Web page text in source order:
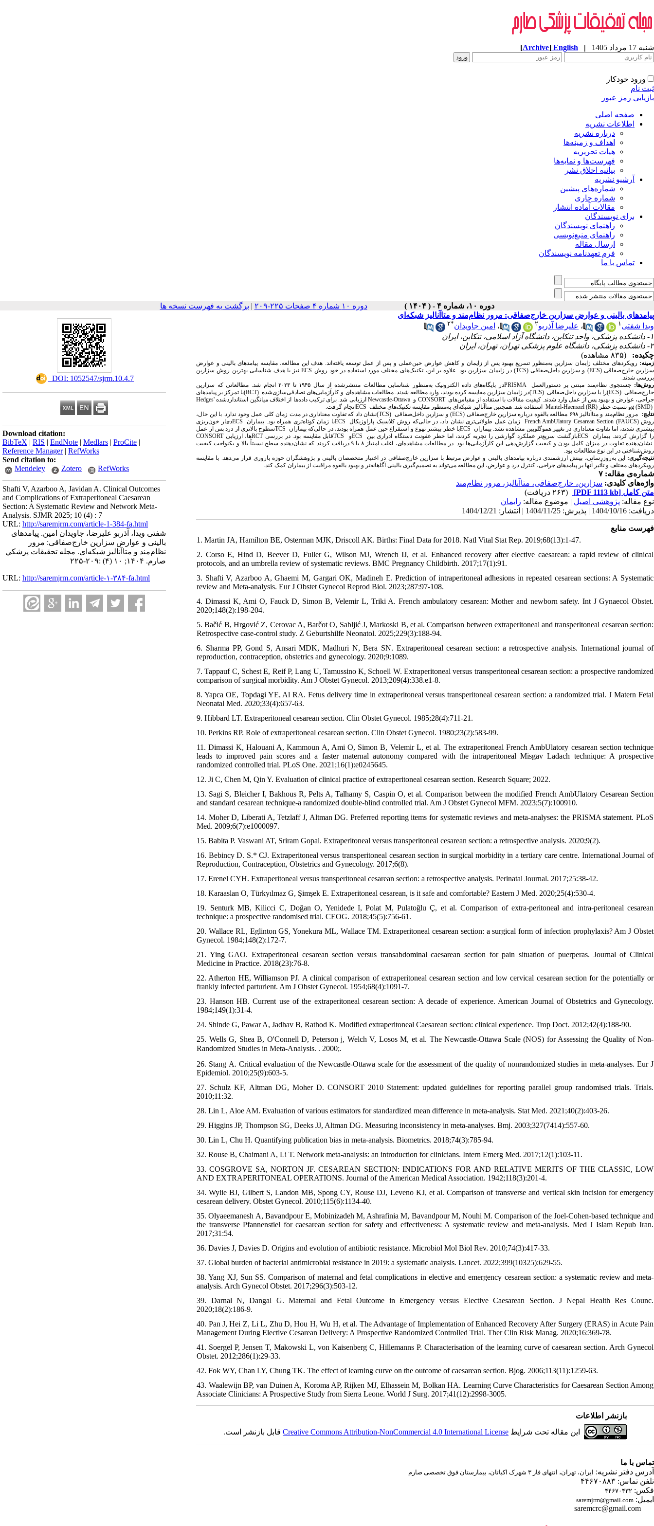
شنبه 17 مرداد 1405 |
English
[Archive]
ورود خودکار
ثبت نام
بازیابی رمز عبور
صفحه اصلی
اطلاعات نشریه
درباره نشریه
اهداف و زمینه‌ها
هیات تحریریه
فهرست‌ها و نمایه‌ها
بیانیه اخلاق نشر
آرشیو نشریه
شماره‌های پیشین
شماره جاری
مقالات آماده انتشار
برای نویسندگان
راهنمای نویسندگان
راهنمای منبع‌نویسی
ارسال مقاله
فرم تعهدنامه نویسندگان
تماس با ما
دوره ۱۰، شماره ۴ - ( ۱۴۰۴ ) دوره ۱۰ شماره ۴ صفحات ۲۲۵-۲۰۹ | برگشت به فهرست نسخه ها
‎ DOI: 1052547/sjrm.10.4.7
Download citation:
BibTeX | RIS | EndNote | Medlars | ProCite |
Reference Manager| RefWorks
Send citation to:
Mendeley
Zotero RefWorks
Shafti V, Azarboo A, Javidan A. Clinical Outcomes
and Complications of Extraperitoneal Caesarean
Section: A Systematic Review and Network Meta-
Analysis. SJMR 2025; 10 (4) : 7
URL: http://saremjrm.com/article-1-384-fa.html
شفتی ویدا، آذربو علیرضا، جاویدان امین. پیامدهای
بالینی و عوارض سزارین خارج‌صفاقی: مرور
نظام‌مند و متاآنالیز شبکه‌ای. مجله تحقيقات پزشكي
صارم. ۱۴۰۴; ۱۰ (۴) :۲۰۹-۲۲۵
URL: http://saremjrm.com/article-۱-۳۸۴-fa.html
پیامدهای بالینی و عوارض سزارین خارج‌صفاقی: مرور نظام‌مند و متاآنالیز شبکه‌ای
ویدا شفتی ۱ ، علیرضا آذربو۲ ، امین جاویدان*۲
۱- دانشکده پزشکی، واحد تنکابن، دانشگاه آزاد اسلامی، تنکابن، ایران
۲- دانشکده پزشکی، دانشگاه علوم پزشکی تهران، تهران، ایران
چکیده:
(۸۳۵ مشاهده)
زمینه: رویکردهای مختلف زایمان سزارین به‌منظور تسریع بهبود پس از زایمان و کاهش عوارض حین‌عملی و پس از عمل توسعه یافته‌اند. هدف این مطالعه، مقایسه پیامدهای بالینی و عوارض
سزارین خارج‌صفاقی (ECS) و سزارین داخل‌صفاقی (TCS) در زایمان سزارین بود. علاوه بر این، تکنیک‌های مختلف مورد استفاده در خود روش ECS نیز با هدف شناسایی بهترین روش سزارین
بررسی شدند.
روش‌ها: جستجوی نظام‌مند مبتنی بر دستورالعمل PRISMA
در پایگاه‌های داده الکترونیک به‌منظور شناسایی مطالعات منتشرشده از سال ۱۹۴۵ تا ۲۰۲۳ انجام شد. مطالعاتی که سزارین
خارج‌صفاقی (ECS)را با سزارین داخل‌صفاقی (TCS)در زایمان سزارین مقایسه کرده بودند، وارد مطالعه شدند. مطالعات مشاهده‌ای و کارآزمایی‌های تصادفی‌سازی‌شده (RCT)با تمرکز بر پیامدهای
جراحی، عوارض و بهبود پس از عمل وارد شدند. کیفیت مقالات با استفاده از مقیاس‌های CONSORT وNewcastle-Ottawa ارزیابی شد. برای ترکیب داده‌ها از اختلاف میانگین استانداردشده Hedges'
g (SMD)و نسبت خطر Mantel-Haenszel (RR) استفاده شد. همچنین متاآنالیز شبکه‌ای به‌منظور مقایسه تکنیک‌های مختلف ECSانجام گرفت
نتایج: مرور نظام‌مند و متاآنالیز ۶۹۸ مطالعه بالقوه درباره سزارین خارج‌صفاقی (ECS) و سزارین داخل‌صفاقی (TCS)نشان داد که تفاوت معناداری در مدت زمان کلی عمل وجود ندارد. با این حال،
روش French AmbUlatory Cesarean Section (FAUCS) زمان عمل طولانی‌تری نشان داد، در حالی‌که روش کلاسیک پاراوزیکال ECSبا زمان کوتاه‌تری همراه بود. بیماران ECSدچار خون‌ریزی
بیشتری شدند، اما تفاوت معناداری در تغییر هموگلوبین مشاهده نشد. بیماران ECSبا خطر بیشتر تهوع و استفراغ حین عمل همراه بودند، در حالی‌که بیماران TCSسطوح بالاتری از درد پس از عمل
را گزارش کردند. بیماران
ECSبازگشت سریع‌تر عملکرد گوارشی را تجربه کردند، اما خطر عفونت دستگاه ادراری بین ECSو TCSقابل مقایسه بود. در بررسی RCTها، ارزیابی CONSORT
نشان‌دهنده تفاوت در میزان کامل بودن و کیفیت گزارش‌دهی این کارآزمایی‌ها بود. در مطالعات مشاهده‌ای، اغلب امتیاز ۸ یا ۹ دریافت کردند که نشان‌دهنده سطح نسبتاً بالا و یکنواخت کیفیت
روش‌شناختی در این نوع مطالعات بود
نتیجه‌گیری: این به‌روزرسانی، بینش ارزشمندی درباره پیامدهای بالینی و عوارض مرتبط با سزارین خارج‌صفاقی در اختیار متخصصان بالینی و پژوهشگران حوزه باروری قرار می‌دهد. با مقایسه
رویکردهای مختلف و تأثیر آنها بر پیامدهای جراحی، کنترل درد و عوارض، این مطالعه می‌تواند به تصمیم‌گیری بالینی آگاهانه‌تر و بهبود بالقوه مراقبت از بیماران کمک کند
شماره‌ی مقاله: ۷
واژه‌های کلیدی: سزارین، خارج‌صفاقی، متاآنالیز، مرور نظام‌مند
متن کامل [PDF 1113 kb]
(۲۶۳ دریافت)
نوع مقاله: پژوهشی اصيل | موضوع مقاله: زايمان
دریافت: 1404/10/16 | پذیرش: 1404/11/25 | انتشار: 1404/12/21
فهرست منابع
1. Martin JA, Hamilton BE, Osterman MJK, Driscoll AK. Births: Final Data for 2018. Natl Vital Stat Rep. 2019;68(13):1-47.
2. Corso E, Hind D, Beever D, Fuller G, Wilson MJ, Wrench IJ, et al. Enhanced recovery after elective caesarean: a rapid review of clinical
protocols, and an umbrella review of systematic reviews. BMC Pregnancy Childbirth. 2017;17(1):91.
3. Shafti V, Azarboo A, Ghaemi M, Gargari OK, Madineh E. Prediction of intraperitoneal adhesions in repeated cesarean sections: A Systematic
review and Meta-analysis. Eur J Obstet Gynecol Reprod Biol. 2023;287:97-108.
4. Dimassi K, Ami O, Fauck D, Simon B, Velemir L, Triki A. French ambulatory cesarean: Mother and newborn safety. Int J Gynaecol Obstet.
2020;148(2):198-204.
5. Bačić B, Hrgović Z, Cerovac A, Barčot O, Sabljić J, Markoski B, et al. Comparison between extraperitoneal and transperitoneal cesarean section:
Retrospective case-control study. Z Geburtshilfe Neonatol. 2025;229(3):188-94.
6. Sharma PP, Gond S, Ansari MDK, Madhuri N, Bera SN. Extraperitoneal cesarean section: a retrospective analysis. International journal of
reproduction, contraception, obstetrics and gynecology. 2020;9:1089.
7. Tappauf C, Schest E, Reif P, Lang U, Tamussino K, Schoell W. Extraperitoneal versus transperitoneal cesarean section: a prospective randomized
comparison of surgical morbidity. Am J Obstet Gynecol. 2013;209(4):338.e1-8.
8. Yapca OE, Topdagi YE, Al RA. Fetus delivery time in extraperitoneal versus transperitoneal cesarean section: a randomized trial. J Matern Fetal
Neonatal Med. 2020;33(4):657-63.
9. Hibbard LT. Extraperitoneal cesarean section. Clin Obstet Gynecol. 1985;28(4):711-21.
10. Perkins RP. Role of extraperitoneal cesarean section. Clin Obstet Gynecol. 1980;23(2):583-99.
11. Dimassi K, Halouani A, Kammoun A, Ami O, Simon B, Velemir L, et al. The extraperitoneal French AmbUlatory cesarean section technique
leads to improved pain scores and a faster maternal autonomy compared with the intraperitoneal Misgav Ladach technique: A prospective
randomized controlled trial. PLoS One. 2021;16(1):e0245645.
12. Ji C, Chen M, Qin Y. Evaluation of clinical practice of extraperitoneal cesarean section. Research Square; 2022.
13. Sagi S, Bleicher I, Bakhous R, Pelts A, Talhamy S, Caspin O, et al. Comparison between the modified French AmbUlatory Cesarean Section
and standard cesarean technique-a randomized double-blind controlled trial. Am J Obstet Gynecol MFM. 2023;5(7):100910.
14. Moher D, Liberati A, Tetzlaff J, Altman DG. Preferred reporting items for systematic reviews and meta-analyses: the PRISMA statement. PLoS
Med. 2009;6(7):e1000097.
15. Babita P. Vaswani AT, Sriram Gopal. Extraperitoneal versus transperitoneal cesarean section: a retrospective analysis. 2020;9(2).
16. Bebincy D. S.* CJ. Extraperitoneal versus transperitoneal cesarean section in surgical morbidity in a tertiary care centre. International Journal of
Reproduction, Contraception, Obstetrics and Gynecology. 2017;6(8).
17. Erenel CYH. Extraperitoneal versus transperitoneal cesarean section: a retrospective analysis. Perinatal Journal. 2017;25:38-42.
18. Karaaslan O, Türkyılmaz G, Şimşek E. Extraperitoneal cesarean, is it safe and comfortable? Eastern J Med. 2020;25(4):530-4.
19. Senturk MB, Kilicci C, Doğan O, Yenidede I, Polat M, Pulatoğlu Ç, et al. Comparison of extra-peritoneal and intra-peritoneal cesarean
technique: a prospective randomised trial. CEOG. 2018;45(5):756-61.
20. Wallace RL, Eglinton GS, Yonekura ML, Wallace TM. Extraperitoneal cesarean section: a surgical form of infection prophylaxis? Am J Obstet
Gynecol. 1984;148(2):172-7.
21. Ying GAO. Extraperitoneal cesarean section versus transabdominal caesarean section for pain situation of puerperas. Journal of Clinical
Medicine in Practice. 2018(23):76-8.
22. Atherton HE, Williamson PJ. A clinical comparison of extraperitoneal cesarean section and low cervical cesarean section for the potentially or
frankly infected parturient. Am J Obstet Gynecol. 1954;68(4):1091-7.
23. Hanson HB. Current use of the extraperitoneal cesarean section: A decade of experience. American Journal of Obstetrics and Gynecology.
1984;149(1):31-4.
24. Shinde G, Pawar A, Jadhav B, Rathod K. Modified extraperitoneal Caesarean section: clinical experience. Trop Doct. 2012;42(4):188-90.
25. Wells G, Shea B, O'Connell D, Peterson j, Welch V, Losos M, et al. The Newcastle-Ottawa Scale (NOS) for Assessing the Quality of Non-
Randomized Studies in Meta-Analysis. ᅟ. 2000;ᅟ.
26. Stang A. Critical evaluation of the Newcastle-Ottawa scale for the assessment of the quality of nonrandomized studies in meta-analyses. Eur J
Epidemiol. 2010;25(9):603-5.
27. Schulz KF, Altman DG, Moher D. CONSORT 2010 Statement: updated guidelines for reporting parallel group randomised trials. Trials.
2010;11:32.
28. Lin L, Aloe AM. Evaluation of various estimators for standardized mean difference in meta-analysis. Stat Med. 2021;40(2):403-26.
29. Higgins JP, Thompson SG, Deeks JJ, Altman DG. Measuring inconsistency in meta-analyses. Bmj. 2003;327(7414):557-60.
30. Lin L, Chu H. Quantifying publication bias in meta-analysis. Biometrics. 2018;74(3):785-94.
32. Rouse B, Chaimani A, Li T. Network meta-analysis: an introduction for clinicians. Intern Emerg Med. 2017;12(1):103-11.
33. COSGROVE SA, NORTON JF. CESAREAN SECTION: INDICATIONS FOR AND RELATIVE MERITS OF THE CLASSIC, LOW
AND EXTRAPERITONEAL OPERATIONS. Journal of the American Medical Association. 1942;118(3):201-4.
34. Wylie BJ, Gilbert S, Landon MB, Spong CY, Rouse DJ, Leveno KJ, et al. Comparison of transverse and vertical skin incision for emergency
cesarean delivery. Obstet Gynecol. 2010;115(6):1134-40.
35. Olyaeemanesh A, Bavandpour E, Mobinizadeh M, Ashrafinia M, Bavandpour M, Nouhi M. Comparison of the Joel-Cohen-based technique and
the transverse Pfannenstiel for caesarean section for safety and effectiveness: A systematic review and meta-analysis. Med J Islam Repub Iran.
2017;31:54.
36. Davies J, Davies D. Origins and evolution of antibiotic resistance. Microbiol Mol Biol Rev. 2010;74(3):417-33.
37. Global burden of bacterial antimicrobial resistance in 2019: a systematic analysis. Lancet. 2022;399(10325):629-55.
38. Yang XJ, Sun SS. Comparison of maternal and fetal complications in elective and emergency cesarean section: a systematic review and meta-
analysis. Arch Gynecol Obstet. 2017;296(3):503-12.
39. Darnal N, Dangal G. Maternal and Fetal Outcome in Emergency versus Elective Caesarean Section. J Nepal Health Res Counc.
2020;18(2):186-9.
40. Pan J, Hei Z, Li L, Zhu D, Hou H, Wu H, et al. The Advantage of Implementation of Enhanced Recovery After Surgery (ERAS) in Acute Pain
Management During Elective Cesarean Delivery: A Prospective Randomized Controlled Trial. Ther Clin Risk Manag. 2020;16:369-78.
41. Soergel P, Jensen T, Makowski L, von Kaisenberg C, Hillemanns P. Characterisation of the learning curve of caesarean section. Arch Gynecol
Obstet. 2012;286(1):29-33.
42. Fok WY, Chan LY, Chung TK. The effect of learning curve on the outcome of caesarean section. Bjog. 2006;113(11):1259-63.
43. Waalewijn BP, van Duinen A, Koroma AP, Rijken MJ, Elhassein M, Bolkan HA. Learning Curve Characteristics for Caesarean Section Among
Associate Clinicians: A Prospective Study from Sierra Leone. World J Surg. 2017;41(12):2998-3005.
بازنشر اطلاعات
این مقاله تحت شرایط Creative Commons Attribution-NonCommercial 4.0 International Licenseقابل بازنشر است.
تماس با ما
آدرس دفتر نشریه: ایران، تهران، انتهای فاز ۳ شهرک اکباتان، بیمارستان فوق تخصصی صارم
تلفن تماس: ۴۴۶۷۰۸۸۳
فکس: ۴۴۶۷۰۴۳۲
ایمیل: saremjrm@gmail.com
saremcrc@gmail.com